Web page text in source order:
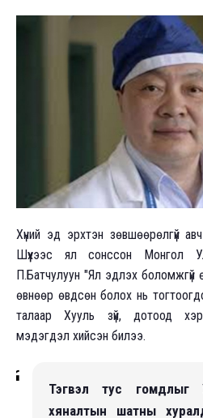
Хүний эд эрхтэн зөвшөөрөлгүй
Шүүхээс ял сонссон Монгол
П.Батчулуун "Ял эдлэх боломжгүй
өвнөөр өвдсөн болох нь
талаар Хууль зүй, дотоод
мэдэгдэл хийсэн билээ.
Тэгвэл тус гомдлыг
хяналтын шатны